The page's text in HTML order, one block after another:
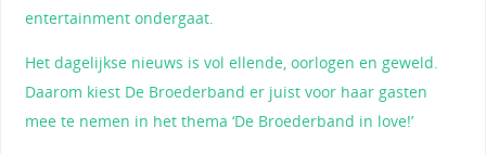
entertainment ondergaat.
Het dagelijkse nieuws is vol ellende, oorlogen en geweld.
Daarom kiest De Broederband er juist voor haar gasten
mee te nemen in het thema ‘De Broederband in love!’